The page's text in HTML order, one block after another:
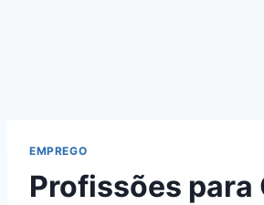
EMPREGO
Profissões para